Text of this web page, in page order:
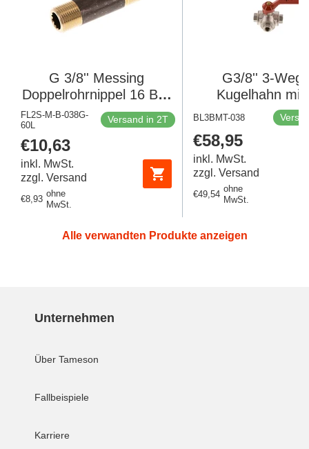
G 3/8'' Messing
Doppelrohrnippel 16 Bar
DIN 2982 - 60mm
FL2S-M-B-038G-
60L
Versand in 2T
Regulärer
Preis
€10,63
inkl. MwSt.
zzgl. Versand
Regulärer
€8,93
ohne
MwSt.
G3/8'' 3-
Kugelhahn mit
Anschluss
PTFE/NBR 55
BL3BMT-038
Regulärer
Preis
€58,95
inkl. MwSt.
zzgl. Versand
Regulärer
€49,54
ohne
MwSt.
Alle verwandten Produkte anzeigen
Unternehmen
Über Tameson
Fallbeispiele
Karriere